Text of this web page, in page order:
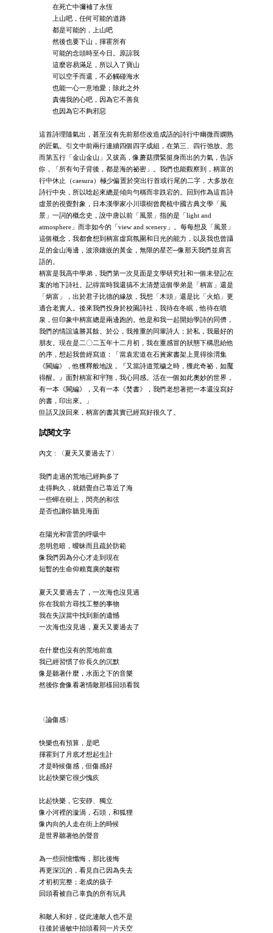
在死亡中彌補了永恆
上山吧，任何可能的道路
都是可能的，上山吧
然後也要下山，揮霍所有
可能的念頭時至今日。原諒我
這麼容易滿足，所以入了寶山
可以空手而還，不必觸碰海水
也能一心一意地愛；除此之外
責備我的心吧，因為它不善良
也因為它不夠邪惡
這首詩理隨氣出，甚至沒有先前那些改造成語的詩行中幽微而嫻熟
的匠氣。引文中前兩行連續四個四字成組，在第三、四行弛放。忽
而第五行「金山金山」又拔高，像蘑菇攢緊挺身而出的力氣，告訴
你，「所有句子背後，都是海的祕密」。我們也能觀察到，柄富的
行中休止（caesura）極少偏置於突出行首或行尾的二字，大多放在
詩行中央，所以唸起來總是傾向勻稱而非跌宕的。回到作為這首詩
虛景的視覺對象，日本漢學家小川環樹曾爬梳中國古典文學「風
景」一詞的概念史，說中唐以前「風景」指的是「light and
atmosphere」而非如今的「view and scenery」。每每想及「風景」
這個概念，我都會想到柄富虛寫氛圍和日光的能力，以及我也曾躡
足的金山海邊，波浪鑲嵌的黃金，無限的星芒─像那天我們並肩言
語的。
柄富是我高中學弟，我們第一次見面是文學研究社和一個未登記在
案的地下詩社。記得當時我還搞不太清楚這個學弟是「柄富」還是
「炳富」，出於君子比德的緣故，我想「木頭」還是比「火焰」更
適合老實人。後來我們投身於校園詩社，我待在冬眠，他待在噴
泉，但印象中柄富總是兩邊跑的。他是和我一起開始學詩的同儕，
我們的情誼遠勝其餘。於公，我推重的同輩詩人；於私，我最好的
朋友。現在是二〇二五年十二月初，我在重感冒的狀態下構思給他
的序，想起我曾經寫道：「當袁宏道在石簣家書架上覓得徐渭集
《闕編》，他獲釋般地說，『又當詩道荒穢之時，獲此奇祕，如魘
得醒。』面對柄富和宇翔，我心同感。活在一個如此奧妙的世界，
有一本《闕編》，又有一本《焚書》，我們老想著把一本還沒寫好
的書，印出來。」
但話又說回來，柄富的書其實已經寫好很久了。
試閱文字
內文 : 〈夏天又要過去了〉
我們走過的荒地已經夠多了
走得夠久，就錯覺自己靠近了海
一些蟬在樹上，閃亮的和弦
是否也讓你聽見海面
在陽光和雷雲的呼吸中
忽明忽暗，曖昧而且疏於防範
像我們因為分心才走到現在
短暫的生命仰賴寬廣的皺褶
夏天又要過去了，一次海也沒見過
你在我前方尋找工整的事物
我在失誤當中找到新的遺憾
一次海也沒見過，夏天又要過去了
在什麼也沒有的荒地前進
我已經習慣了你長久的沉默
像是聽著什麼，水面之下的音樂
然後你會像看著情敵那樣回頭看我
〈論傷感〉
快樂也有預算，是吧
揮霍到了月底才想起生計
才是時候傷感，但傷感好
比起快樂它很少愧疚
比起快樂，它安靜、獨立
像小河裡的漩渦，石頭，和狐狸
像內向的人走在街上的時候
是世界聽著他的聲音
為一些回憶懺悔，那比後悔
再更深沉的，看見自己因為失去
才初初完整；老成的孩子
回頭看被自己辜負的所有玩具
和敵人和好，從此連敵人也不是
往後於過敏中抬頭看同一片天空